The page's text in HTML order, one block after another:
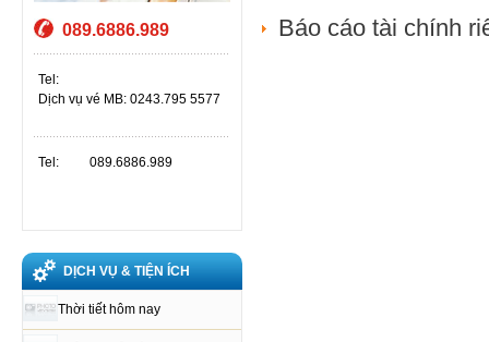
089.6886.989
Tel:
Dịch vụ vé MB: 0243.795 5577
Tel: 089.6886.989
DỊCH VỤ & TIỆN ÍCH
Thời tiết hôm nay
Báo cáo tài chính